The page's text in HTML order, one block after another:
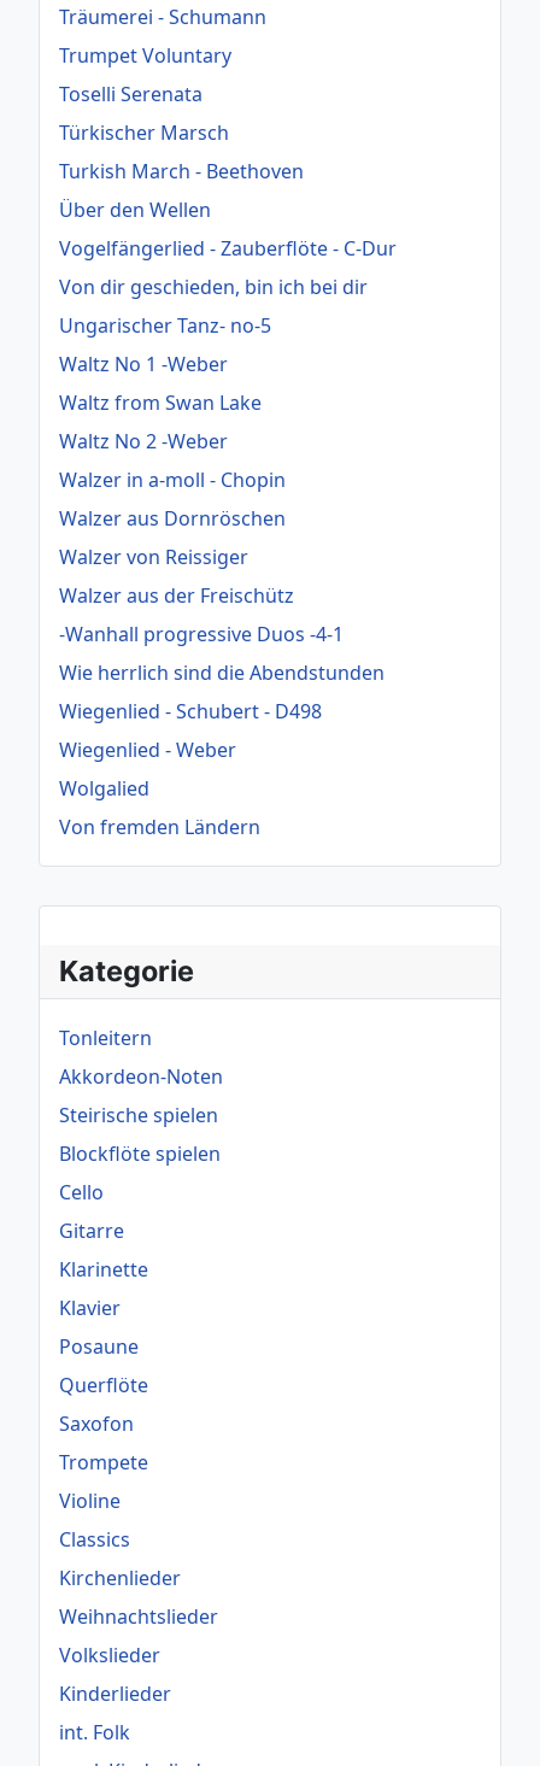
Kategorie
Tonleitern
Akkordeon-Noten
Steirische spielen
Blockflöte spielen
Cello
Gitarre
Klarinette
Klavier
Posaune
Querflöte
Saxofon
Trompete
Violine
Classics
Kirchenlieder
Weihnachtslieder
Volkslieder
Kinderlieder
int. Folk
Träumerei - Schumann
Trumpet Voluntary
Toselli Serenata
Türkischer Marsch
Turkish March - Beethoven
Über den Wellen
Vogelfängerlied - Zauberflöte - C-Dur
Von dir geschieden, bin ich bei dir
Ungarischer Tanz- no-5
Waltz No 1 -Weber
Waltz from Swan Lake
Waltz No 2 -Weber
Walzer in a-moll - Chopin
Walzer aus Dornröschen
Walzer von Reissiger
Walzer aus der Freischütz
-Wanhall progressive Duos -4-1
Wie herrlich sind die Abendstunden
Wiegenlied - Schubert - D498
Wiegenlied - Weber
Wolgalied
Von fremden Ländern